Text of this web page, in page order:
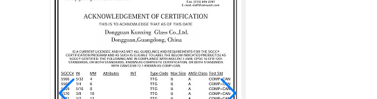
Xây dựng nhà sản xuất
kính tường rèm giá bán
buôn kính cường lực gấp
đôi ba kính cách nhiệt
15mm an toàn rõ ràng
kính cường lực giá - kính
cường lực chất lượng tốt